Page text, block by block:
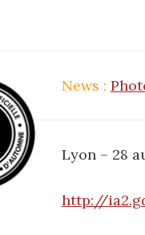
News :
Lyon – 28
http://